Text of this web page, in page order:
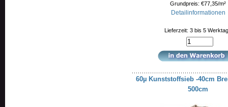
Grundpreis: €77,35/m²
Detailinformationen
Lieferzeit: 3 bis 5
60µ Kunststoffsieb -40cm
500cm